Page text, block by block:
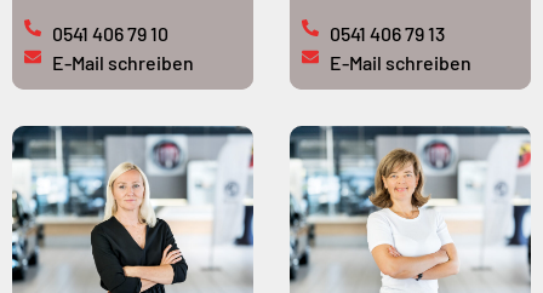
0541 406 79 10
E-Mail schreiben
0541 406 79 13
E-Mail schreiben